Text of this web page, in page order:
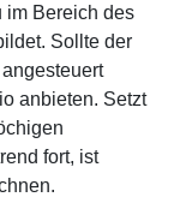
im Bereich des
Sollte der
anbieten. Setzt
fort, ist